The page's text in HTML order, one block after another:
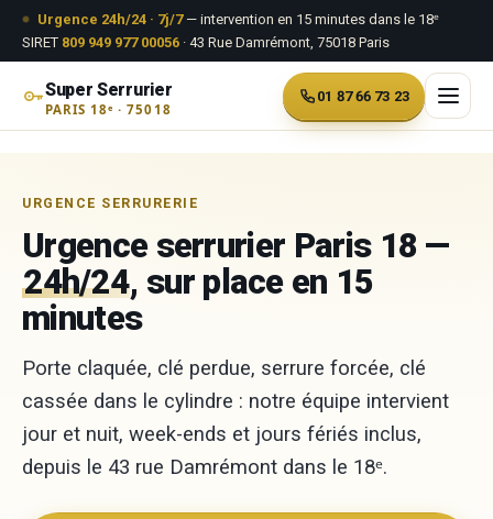
Aller au contenu
Urgence 24h/24 · 7j/7— intervention en 15 minutes dans le 18ᵉ
SIRET 809 949 977 00056 · 43 Rue Damrémont, 75018 Paris
Super Serrurier
PARIS 18ᵉ · 75018
01 87 66 73 23
URGENCE SERRURERIE
Urgence serrurier Paris 18 —
24h/24, sur place en 15
minutes
Porte claquée, clé perdue, serrure forcée, clé
cassée dans le cylindre : notre équipe intervient
jour et nuit, week-ends et jours fériés inclus,
depuis le 43 rue Damrémont dans le 18ᵉ.